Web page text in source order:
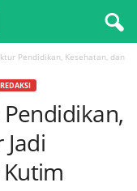
Pendidikan, Kesehatan, dan
REDAKSI